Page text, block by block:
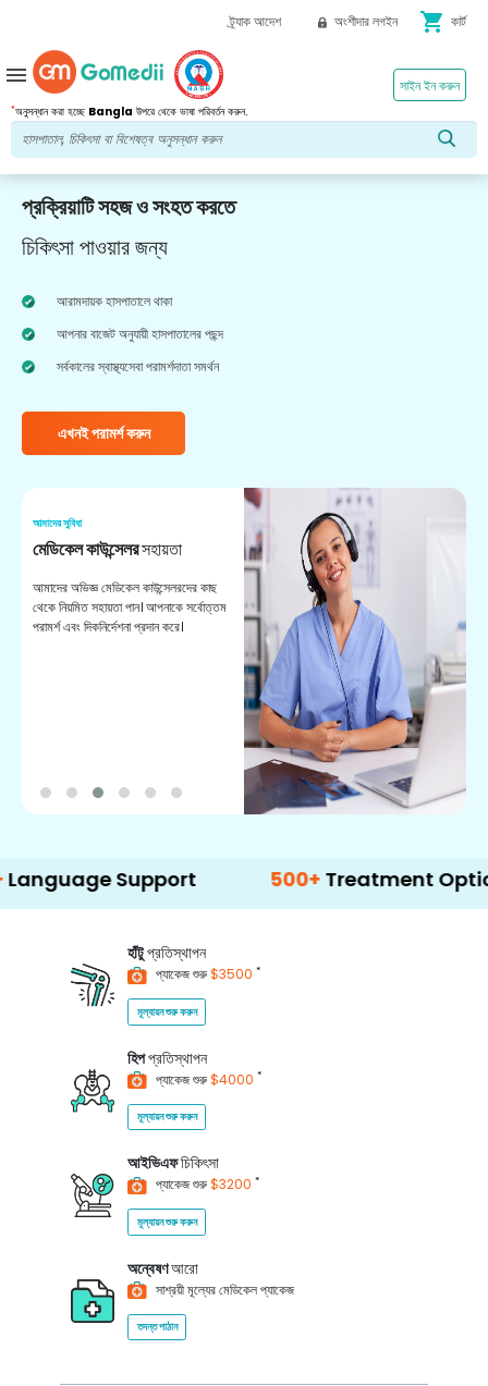
ট্র্যাক আদেশ অংশীদার লগইন shopping_cart কার্ট
*অনুসন্ধান করা হচ্ছে Bangla উপরে থেকে ভাষা পরিবর্তন করুন.
সাইন ইন করুন
menu
প্রক্রিয়াটি সহজ ও সংহত করতে
চিকিৎসা পাওয়ার জন্য
আরামদায়ক হাসপাতালে থাকা
আপনার বাজেট অনুযায়ী হাসপাতালের পছন্দ
সর্বকালের স্বাস্থ্যসেবা পরামর্শদাতা সমর্থন
এখনই পরামর্শ করুন
আমাদের সুবিধা
মেডিকেল কাউন্সেলরসহায়তা
আমাদের অভিজ্ঞ মেডিকেল কাউন্সেলরদের কাছ
থেকে নিয়মিত সহায়তা পান। আপনাকে সর্বোত্তম
পরামর্শ এবং দিকনির্দেশনা প্রদান করে।
Support 500+ Treatment Options
হাঁটুপ্রতিস্থাপন
প্যাকেজ শুরু$3500 *
মূল্যায়ন শুরু করুন
হিপপ্রতিস্থাপন
প্যাকেজ শুরু$4000 *
মূল্যায়ন শুরু করুন
আইভিএফচিকিৎসা
প্যাকেজ শুরু$3200 *
মূল্যায়ন শুরু করুন
অন্বেষণআরো
সাশ্রয়ী মূল্যের মেডিকেল প্যাকেজ
তদন্ত পাঠান